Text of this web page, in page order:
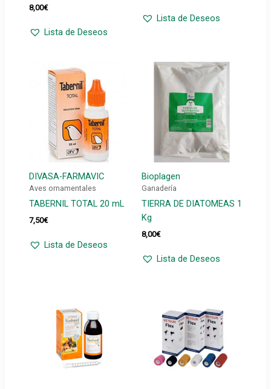
8,00€
Lista de Deseos
Lista de Deseos
DIVASA-FARMAVIC
Aves ornamentales
TABERNIL TOTAL 20 mL
7,50€
Lista de Deseos
Bioplagen
Ganadería
TIERRA DE DIATOMEAS 1
Kg
8,00€
Lista de Deseos